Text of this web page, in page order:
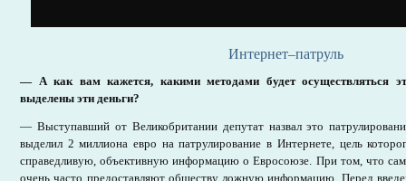
Интернет–патруль
— А как вам кажется, какими методами будет осуществляться
выделены эти деньги?
— Выступавший от Великобритании депутат назвал это
выделил 2 миллиона евро на патрулирование в Интернете, цель
справедливую, объективную информацию о Евросоюзе. При том, что
очень часто предоставляют обществу ложную информацию. Перед